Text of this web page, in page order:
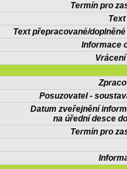
Termín pro
Text přepracované/
Informace
Posuzovatel -
Datum zveřejnění
na úřední desce
Termín pro